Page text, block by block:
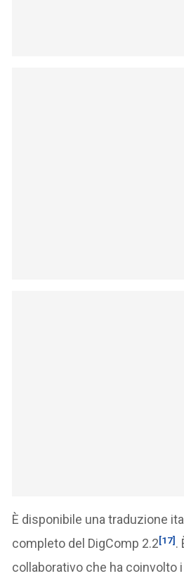
È disponibile una traduzione
completo del DigComp 2.2[17] .
collaborativo che ha coinvolto